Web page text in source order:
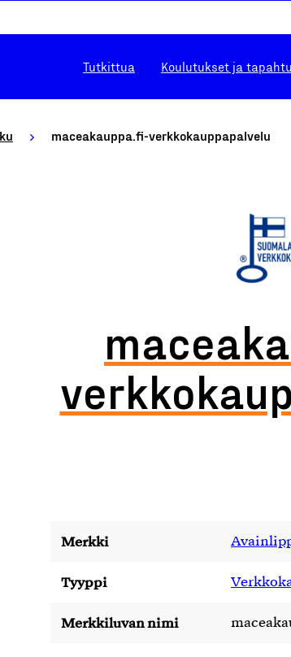
Tutkittua Koulutukset ja
maceakauppa.fi-verkkokauppapalvelu
Merkki
Tyyppi
Merkkiluvan nimi